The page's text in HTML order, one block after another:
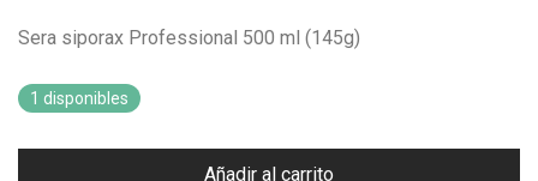
Sera siporax Professional 500 ml (145g)
1 disponibles
Añadir al carrito